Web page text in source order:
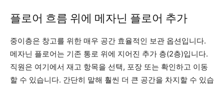
플로어 흐름 위에 메자닌 플로어 추가
중이층은 창고를 위한 매우 공간 효율적인 보관 옵션입니다.
메자닌 플로어는 기존 통로 위에 지어진 추가 층(2층)입니다.
직원은 여기에서 재고 항목을 선택, 포장 또는 확인하고 이동
할 수 있습니다. 간단히 말해 훨씬 더 큰 공간을 차지할 수 있습